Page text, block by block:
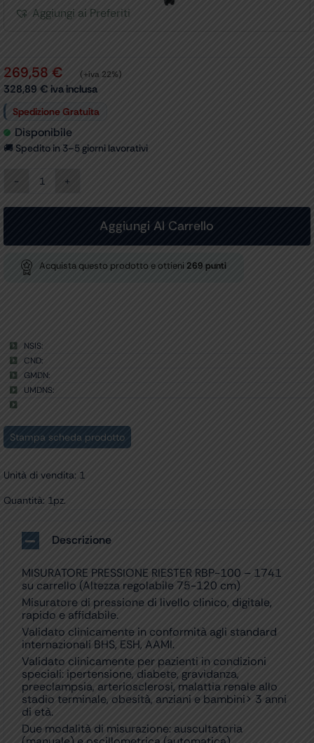
Aggiungi ai Preferiti
269,58 € (+iva 22%)
328,89 € iva inclusa
Spedizione Gratuita
Disponibile
🚚 Spedito in 3–5 giorni lavorativi
MISURATORE
RIESTER
-
1741
Aggiungi Al Carrello
Acquista questo prodotto e ottieni 269 punti
NSIS:
CND:
GMDN:
UMDNS:
Stampa scheda prodotto
Unità di vendita: 1
Quantità: 1pz.
Descrizione
MISURATORE PRESSIONE RIESTER RBP-100 – 1741
su carrello (Altezza regolabile 75-120 cm)
Misuratore di pressione di livello clinico, digitale,
rapido e affidabile.
Validato clinicamente in conformità agli standard
internazionali BHS, ESH, AAMI.
Validato clinicamente per pazienti in condizioni
speciali: ipertensione, diabete, gravidanza,
preeclampsia, arteriosclerosi, malattia renale allo
stadio terminale, obesità, anziani e bambini> 3 anni
di età.
Due modalità di misurazione: auscultatoria